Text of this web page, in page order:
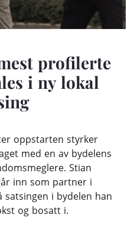
profilerte
i ny lokal
oppstarten styrker
med en av bydelens
Stian
inn som partner i
i bydelen han
og bosatt i.